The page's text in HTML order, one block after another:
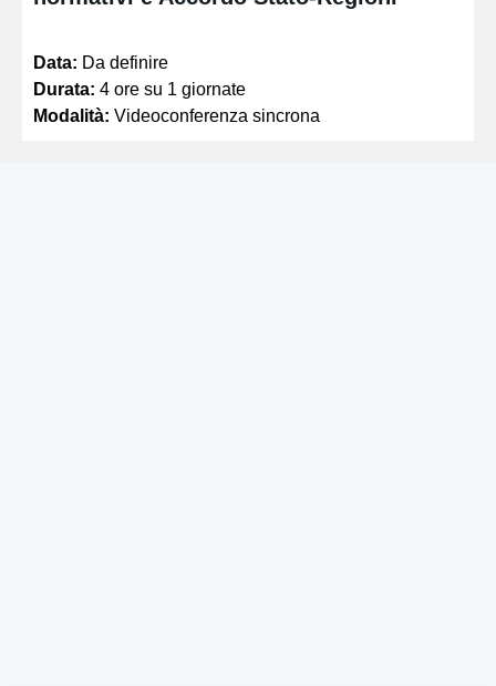
Data: Da definire
Durata: 4 ore su 1 giornate
Modalità: Videoconferenza sincrona